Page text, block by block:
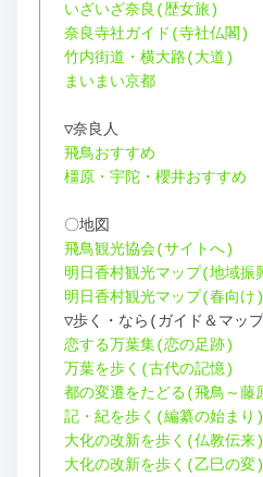
いざいざ奈良(歴女旅)
奈良寺社ガイド(寺社仏閣)
竹内街道・横大路(大道)
まいまい京都
▽奈良人
飛鳥おすすめ
橿原・宇陀・櫻井おすすめ
〇地図
飛鳥観光協会(サイトへ)
明日香村観光マップ(地域振
明日香村観光マップ(春向け
▽歩く・なら(ガイド＆マッ
恋する万葉集(恋の足跡)
万葉を歩く(古代の記憶)
都の変遷をたどる(飛鳥～藤
記・紀を歩く(編纂の始まり)
大化の改新を歩く(仏教伝来)
大化の改新を歩く(乙巳の変)